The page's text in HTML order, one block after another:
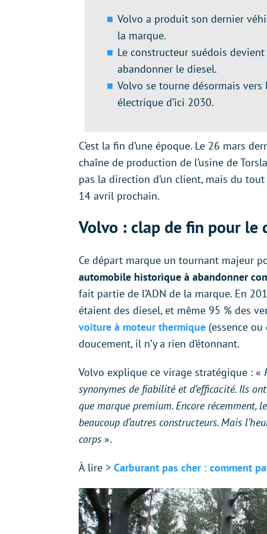
Volvo a produit son dernier
la marque.
Le constructeur suédois
abandonner le diesel.
Volvo se tourne désormais
électrique d’ici 2030.
C’est la fin d’une époque. Le 26 mars
chaîne de production de l’usine de
pas la direction d’un client, mais du
14 avril prochain.
Volvo : clap de fin pour le
Ce départ marque un tournant majeur
automobile historique à abandonner
fait partie de l’ADN de la marque. En
étaient des diesel, et même 95 % des
voiture à moteur thermique (essence
doucement, il n’y a rien d’étonnant.
Volvo explique ce virage stratégique : «
synonymes de fiabilité et d’efficacité. Ils
que marque premium. Encore
beaucoup d’autres constructeurs. Mais
corps ».
À lire > Carburant pas cher : comment